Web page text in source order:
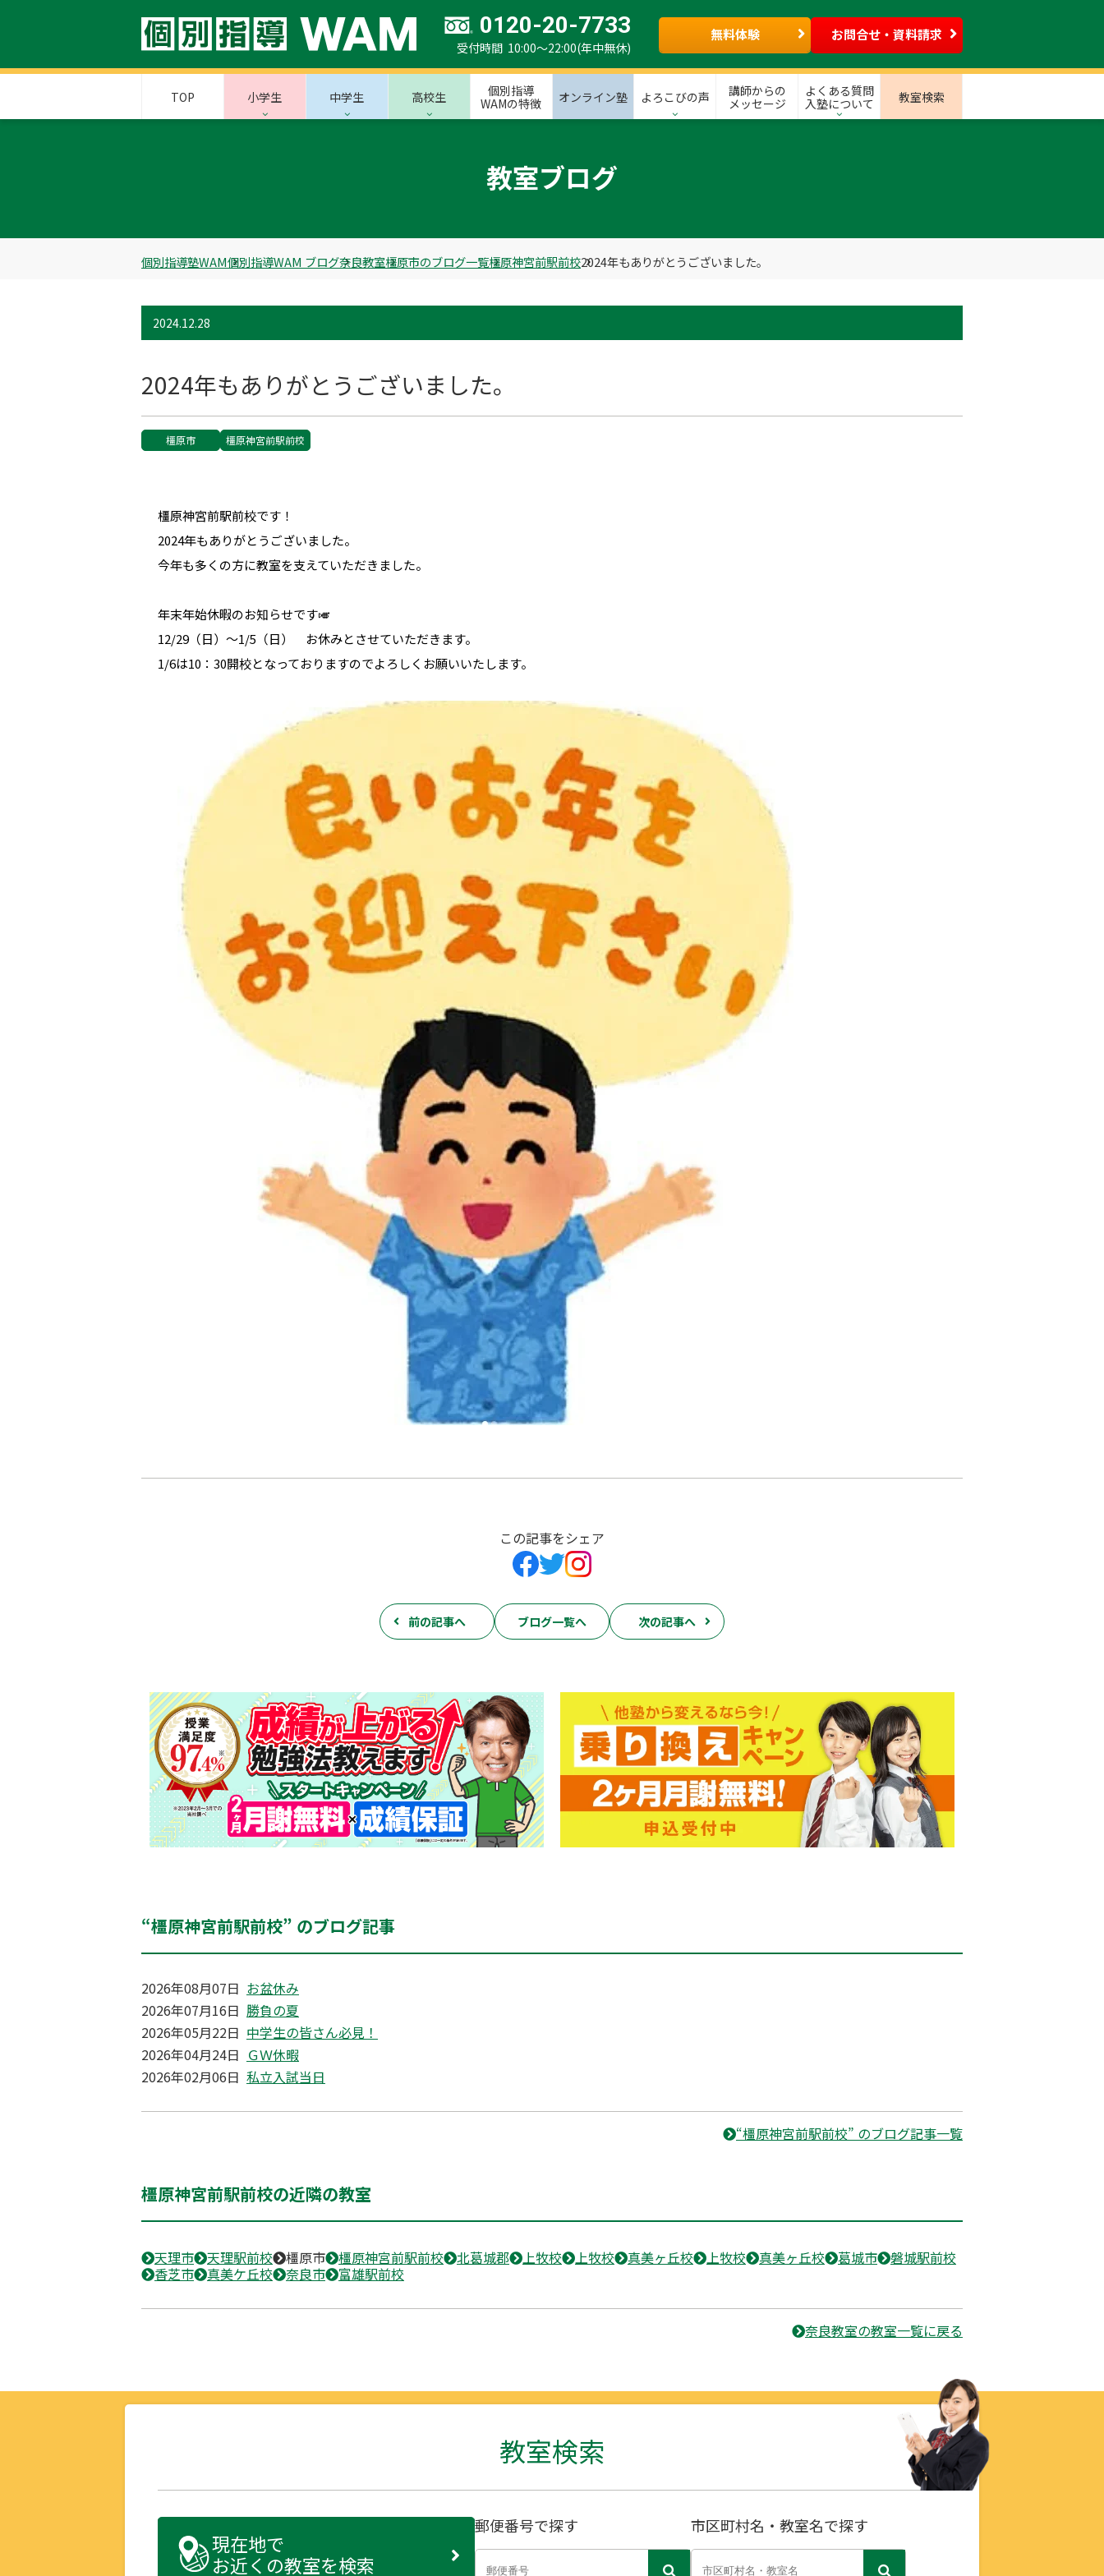
0120-20-7733
受付時間 10:00～22:00(年中無休)
無料体験 お問合せ・資料請求
TOP 小学生 中学生 高校生
個別指導
WAMの特徴
オンライン塾 よろこびの声
講師からの
メッセージ
よくある質問
入塾について
教室検索
教室ブログ
個別指導塾WAM個別指導WAM ブログ奈良教室橿原市のブログ一覧橿原神宮前駅前校2024年もありがとうございました。
2024.12.28
2024年もありがとうございました。
橿原市 橿原神宮前駅前校
橿原神宮前駅前校です！
2024年もありがとうございました。
今年も多くの方に教室を支えていただきました。
年末年始休暇のお知らせです🎺
12/29（日）～1/5（日） お休みとさせていただきます。
1/6は10：30開校となっておりますのでよろしくお願いいたします。
この記事をシェア
前の記事へ ブログ一覧へ 次の記事へ
“橿原神宮前駅前校” のブログ記事
2026年08月07日 お盆休み
2026年07月16日 勝負の夏
2026年05月22日 中学生の皆さん必見！
2026年04月24日 ＧＷ休暇
2026年02月06日 私立入試当日
“橿原神宮前駅前校” のブログ記事一覧
橿原神宮前駅前校の近隣の教室
天理市 天理駅前校 橿原市 橿原神宮前駅前校 北葛城郡 上牧校 上牧校 真美ヶ丘校 上牧校 真美ヶ丘校 葛城市
磐城駅前校
香芝市
真美ケ丘校 奈良市 富雄駅前校
奈良教室の教室一覧に戻る
教室検索
現在地で
お近くの教室を検索
郵便番号で探す 市区町村名・教室名で探す